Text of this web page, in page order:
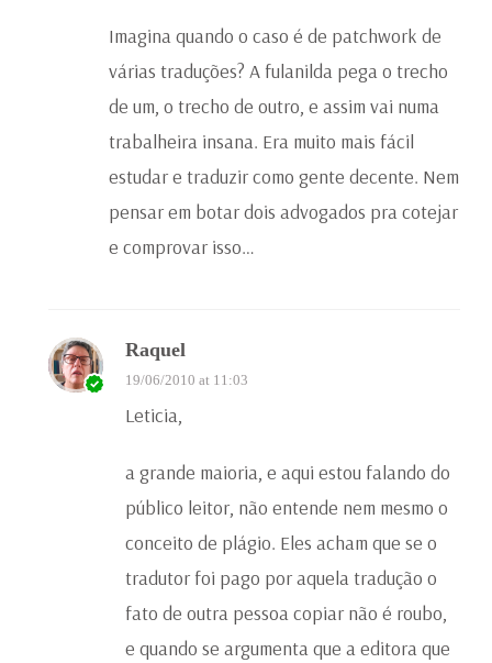
Imagina quando o caso é de patchwork de
várias traduções? A fulanilda pega o trecho
de um, o trecho de outro, e assim vai numa
trabalheira insana. Era muito mais fácil
estudar e traduzir como gente decente. Nem
pensar em botar dois advogados pra cotejar
e comprovar isso…
Raquel
19/06/2010 at 11:03
Leticia,
a grande maioria, e aqui estou falando do
público leitor, não entende nem mesmo o
conceito de plágio. Eles acham que se o
tradutor foi pago por aquela tradução o
fato de outra pessoa copiar não é roubo,
e quando se argumenta que a editora que